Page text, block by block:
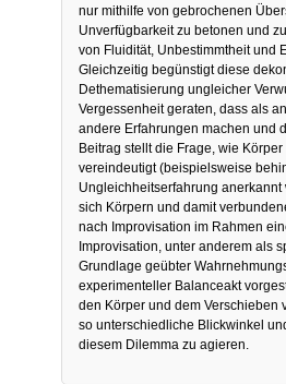
nur mithilfe von gebrochenen
Unverfügbarkeit zu betonen und
von Fluidität, Unbestimmtheit und
Gleichzeitig begünstigt diese
Dethematisierung ungleicher
Vergessenheit geraten, dass als
andere Erfahrungen machen und
Beitrag stellt die Frage, wie
vereindeutigt (beispielsweise
Ungleichheitserfahrung
sich Körpern und damit
nach Improvisation im Rahmen
Improvisation, unter anderem als
Grundlage geübter
experimenteller Balanceakt
den Körper und dem Verschieben
so unterschiedliche Blickwinkel
diesem Dilemma zu agieren.